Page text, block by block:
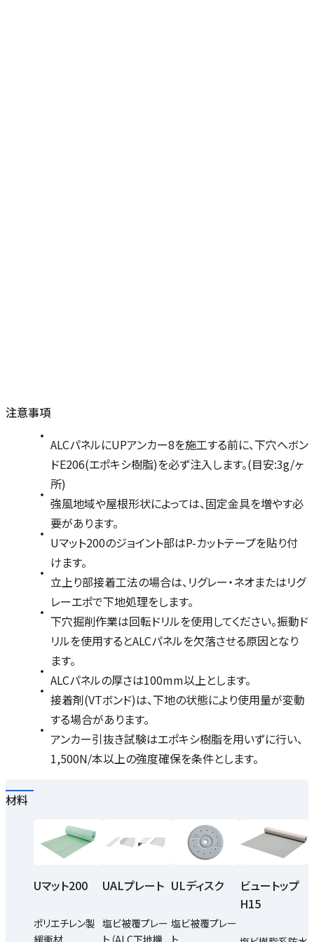
注意事項
ALCパネルにUPアンカー8を施工する前に、下穴へボン
ドE206(エポキシ樹脂)を必ず注入します。(目安:3g/ヶ
所)
強風地域や屋根形状によっては、固定金具を増やす必
要があります。
Uマット200のジョイント部はP-カットテープを貼り付
けます。
立上り部接着工法の場合は、リグレー・ネオまたはリグ
レーエポで下地処理をします。
下穴掘削作業は回転ドリルを使用してください。振動ド
リルを使用するとALCパネルを欠落させる原因となり
ます。
ALCパネルの厚さは100mm以上とします。
接着剤(VTボンド)は、下地の状態により使用量が変動
する場合があります。
アンカー引抜き試験はエポキシ樹脂を用いずに行い、
1,500N/本以上の強度確保を条件とします。
材料
Uマット200
ポリエチレン製
UALプレート
塩ビ被覆プレー
ULディスク
塩ビ被覆プレー
ビュートップ
H15